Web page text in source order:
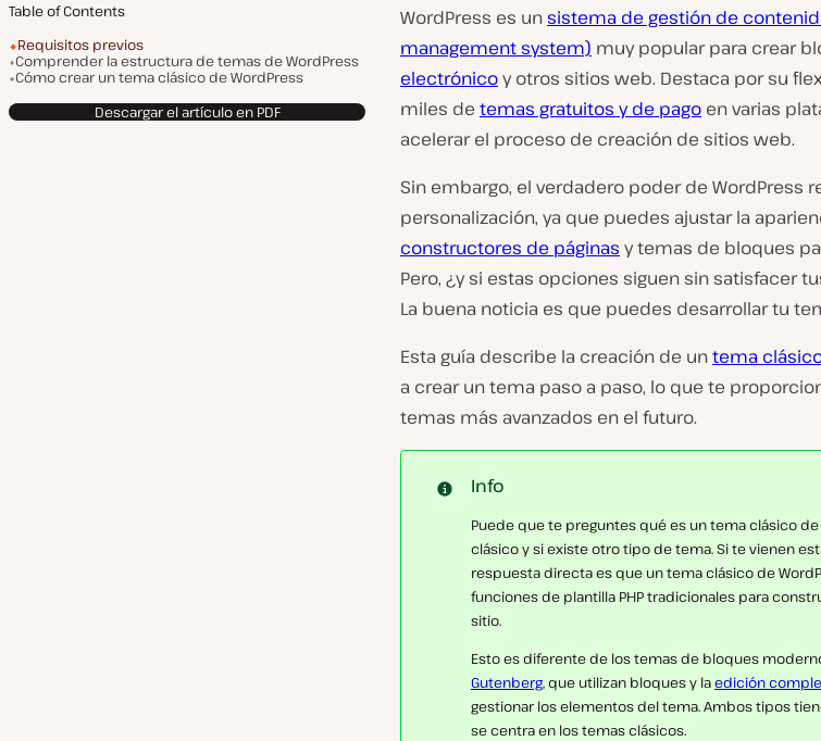
Table of Contents
Requisitos previos
Comprender la estructura de temas de WordPress
Cómo crear un tema clásico de WordPress
Descargar el artículo en PDF
WordPress es unsistema de gestión de
management system) muy popular para crear
electrónicoy otros sitios web. Destaca por su
miles de temas gratuitos y de pago en varias
acelerar el proceso de creación de sitios web.
Sin embargo, el verdadero poder de WordPress
personalización, ya que puedes ajustar la
constructores de páginas y temas de bloques
Pero, ¿y si estas opciones siguen sin satisfacer
La buena noticia es que puedes desarrollar tu
Esta guía describe la creación de untema
a crear un tema paso a paso, lo que te
temas más avanzados en el futuro.
Info
Puede que te preguntes qué es un tema clásico de
clásico y si existe otro tipo de tema. Si te vienen
respuesta directa es que un tema clásico de
funciones de plantilla PHP tradicionales para
sitio.
Esto es diferente de los temas de bloques
Gutenberg, que utilizan bloques y laedición
gestionar los elementos del tema. Ambos tipos
se centra en los temas clásicos.